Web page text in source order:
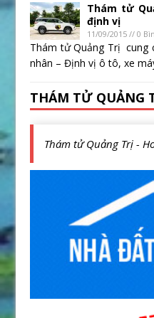
Thám tử
định vị
11/09/2015 // 0
Thám tử Quảng Trị cung
nhân – Định vị ô tô, xe
THÁM TỬ QUẢNG
Thám tử Quảng Trị -